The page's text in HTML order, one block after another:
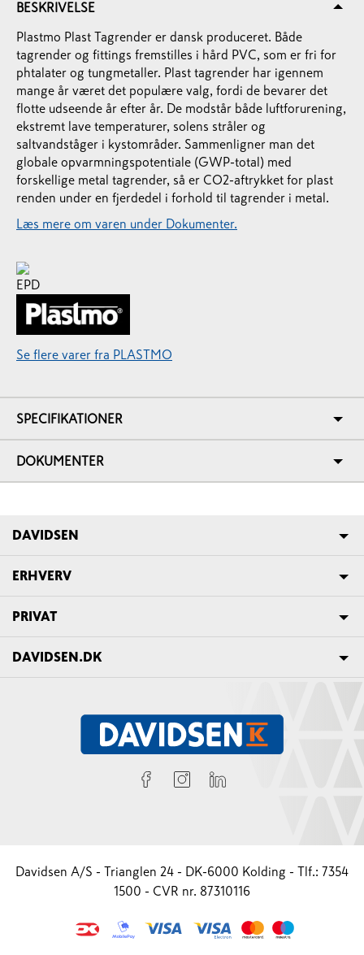
BESKRIVELSE
Plastmo Plast Tagrender er dansk produceret. Både
tagrender og fittings fremstilles i hård PVC, som er fri for
phtalater og tungmetaller. Plast tagrender har igennem
mange år været det populære valg, fordi de bevarer det
flotte udseende år efter år. De modstår både luftforurening,
ekstremt lave temperaturer, solens stråler og
saltvandståger i kystområder. Sammenligner man det
globale opvarmningspotentiale (GWP-total) med
forskellige metal tagrender, så er CO2-aftrykket for plast
renden under en fjerdedel i forhold til tagrender i metal.
Læs mere om varen under Dokumenter.
Se flere varer fra PLASTMO
SPECIFIKATIONER
DOKUMENTER
DAVIDSEN
ERHVERV
PRIVAT
DAVIDSEN.DK
Davidsen A/S - Trianglen 24 - DK-6000 Kolding - Tlf.: 7354
1500 - CVR nr. 87310116